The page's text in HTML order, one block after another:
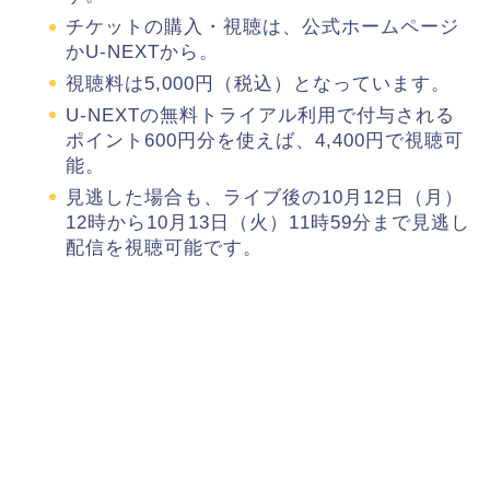
チケットの購入・視聴は、公式ホームページ
かU-NEXTから。
視聴料は5,000円（税込）となっています。
U-NEXTの無料トライアル利用で付与される
ポイント600円分を使えば、4,400円で視聴可
能。
見逃した場合も、ライブ後の10月12日（月）
12時から10月13日（火）11時59分まで見逃し
配信を視聴可能です。